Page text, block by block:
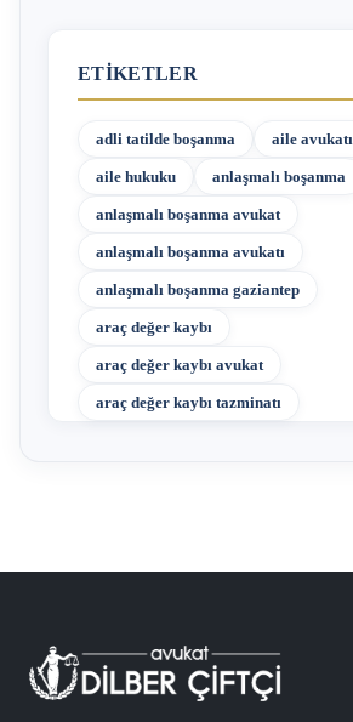
ETIKETLER
adli tatilde boşanma aile avukatı
aile hukuku anlaşmalı boşanma
anlaşmalı boşanma avukat
anlaşmalı boşanma avukatı
anlaşmalı boşanma gaziantep
araç değer kaybı
araç değer kaybı avukat
araç değer kaybı tazminatı